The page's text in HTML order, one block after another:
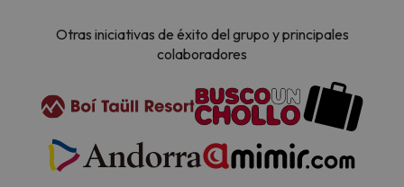
Otras iniciativas de éxito del grupo y principales
colaboradores